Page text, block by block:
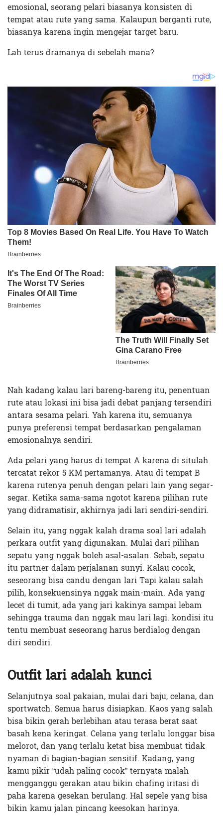
emosional, seorang pelari biasanya konsisten di
tempat atau rute yang sama. Kalaupun berganti rute,
biasanya karena ingin mengejar target baru.
Lah terus dramanya di sebelah mana?
Nah kadang kalau lari bareng-bareng itu, penentuan
rute atau lokasi ini bisa jadi debat panjang tersendiri
antara sesama pelari. Yah karena itu, semuanya
punya preferensi tempat berdasarkan pengalaman
emosionalnya sendiri.
Ada pelari yang harus di tempat A karena di situlah
tercatat rekor 5 KM pertamanya. Atau di tempat B
karena rutenya penuh dengan pelari lain yang segar-
segar. Ketika sama-sama ngotot karena pilihan rute
yang didramatisir, akhirnya jadi lari sendiri-sendiri.
Selain itu, yang nggak kalah drama soal lari adalah
perkara outfit yang digunakan. Mulai dari pilihan
sepatu yang nggak boleh asal-asalan. Sebab, sepatu
itu partner dalam perjalanan sunyi. Kalau cocok,
seseorang bisa candu dengan lari Tapi kalau salah
pilih, konsekuensinya nggak main-main. Ada yang
lecet di tumit, ada yang jari kakinya sampai lebam
sehingga trauma dan nggak mau lari lagi. kondisi itu
tentu membuat seseorang harus berdialog dengan
diri sendiri.
Outfit lari adalah kunci
Selanjutnya soal pakaian, mulai dari baju, celana, dan
sportwatch. Semua harus disiapkan. Kaos yang salah
bisa bikin gerah berlebihan atau terasa berat saat
basah kena keringat. Celana yang terlalu longgar bisa
melorot, dan yang terlalu ketat bisa membuat tidak
nyaman di bagian-bagian sensitif. Kadang, yang
kamu pikir “udah paling cocok” ternyata malah
mengganggu gerakan atau bikin chafing iritasi di
paha karena gesekan berulang. Hal sepele yang bisa
bikin kamu jalan pincang keesokan harinya.